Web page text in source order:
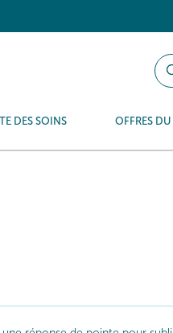
DES SOINS OFFRES